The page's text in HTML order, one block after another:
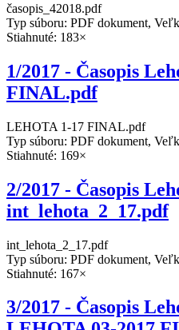
časopis_42018.pdf
Typ súboru: PDF dokument,
Stiahnuté: 183×
1/2017 - Časopis
FINAL.pdf
LEHOTA 1-17 FINAL.pdf
Typ súboru: PDF dokument,
Stiahnuté: 169×
2/2017 - Časopis
int_lehota_2_17.pdf
int_lehota_2_17.pdf
Typ súboru: PDF dokument,
Stiahnuté: 167×
3/2017 - Časopis